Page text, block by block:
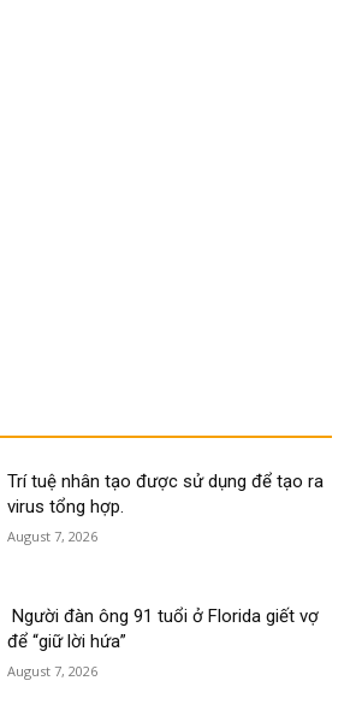
Trí tuệ nhân tạo được sử dụng để tạo ra
virus tổng hợp.
August 7, 2026
Người đàn ông 91 tuổi ở Florida giết vợ
để “giữ lời hứa”
August 7, 2026